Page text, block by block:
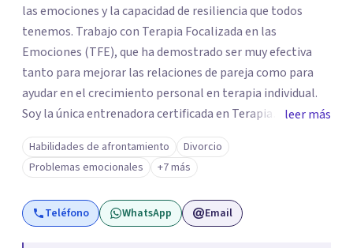
las emociones y la capacidad de resiliencia que todos
tenemos. Trabajo con Terapia Focalizada en las
Emociones (TFE), que ha demostrado ser muy efectiva
tanto para mejorar las relaciones de pareja como para
ayudar en el crecimiento personal en terapia individual.
Soy la única entrenadora certificada en Terapia
Focalizada en las Emociones (TFE) en España, además de
supervisora y terapeuta certificada. La TFE ha
demostrado una mejora significativa en las relaciones,
con un 70-75% de éxito y felicidad duradera. Este enfoque
también transforma la vida en terapia individual,
leer más
Habilidades de afrontamiento
Divorcio
Problemas emocionales
+7 más
Teléfono WhatsApp Email